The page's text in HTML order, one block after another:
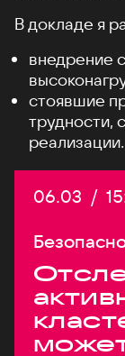
В докладе я
внедрение
стоявшие
трудности,
реализации.
Дата:
06.03 /